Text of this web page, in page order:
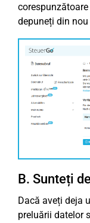
depuneți din nou
B. Sunteți
Dacă aveți deja
preluării datelor